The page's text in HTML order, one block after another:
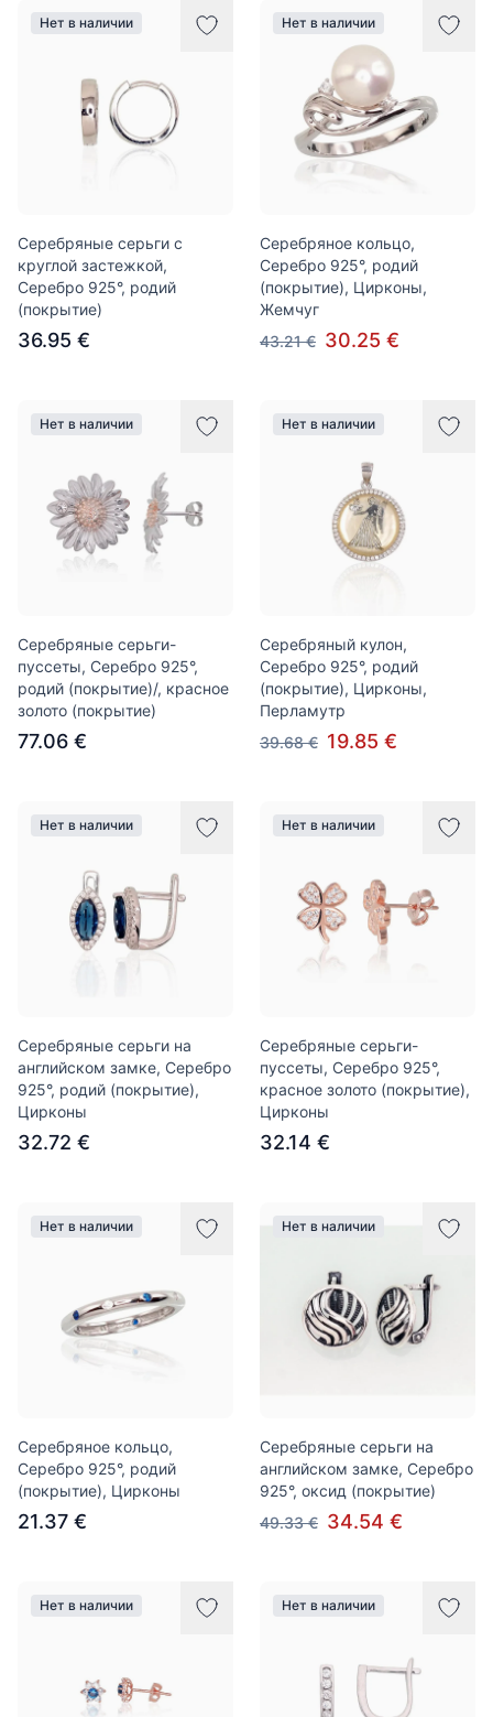
Нет в наличии
Серебряные серьги с
круглой застежкой,
Серебро 925°, родий
(покрытие)
36.95 €
Нет в наличии
Серебряное кольцо,
Серебро 925°, родий
(покрытие), Цирконы,
Жемчуг
43.21 € 30.25 €
Нет в наличии
Серебряные серьги-
пуссеты, Серебро 925°,
родий (покрытие)/, красное
золото (покрытие)
77.06 €
Нет в наличии
Серебряный кулон,
Серебро 925°, родий
(покрытие), Цирконы,
Перламутр
39.68 € 19.85 €
Нет в наличии
Серебряные серьги на
английском замке, Серебро
925°, родий (покрытие),
Цирконы
32.72 €
Нет в наличии
Серебряные серьги-
пуссеты, Серебро 925°,
красное золото (покрытие),
Цирконы
32.14 €
Нет в наличии
Серебряное кольцо,
Серебро 925°, родий
(покрытие), Цирконы
21.37 €
Нет в наличии
Серебряные серьги на
английском замке, Серебро
925°, оксид (покрытие)
49.33 € 34.54 €
Нет в наличии Нет в наличии